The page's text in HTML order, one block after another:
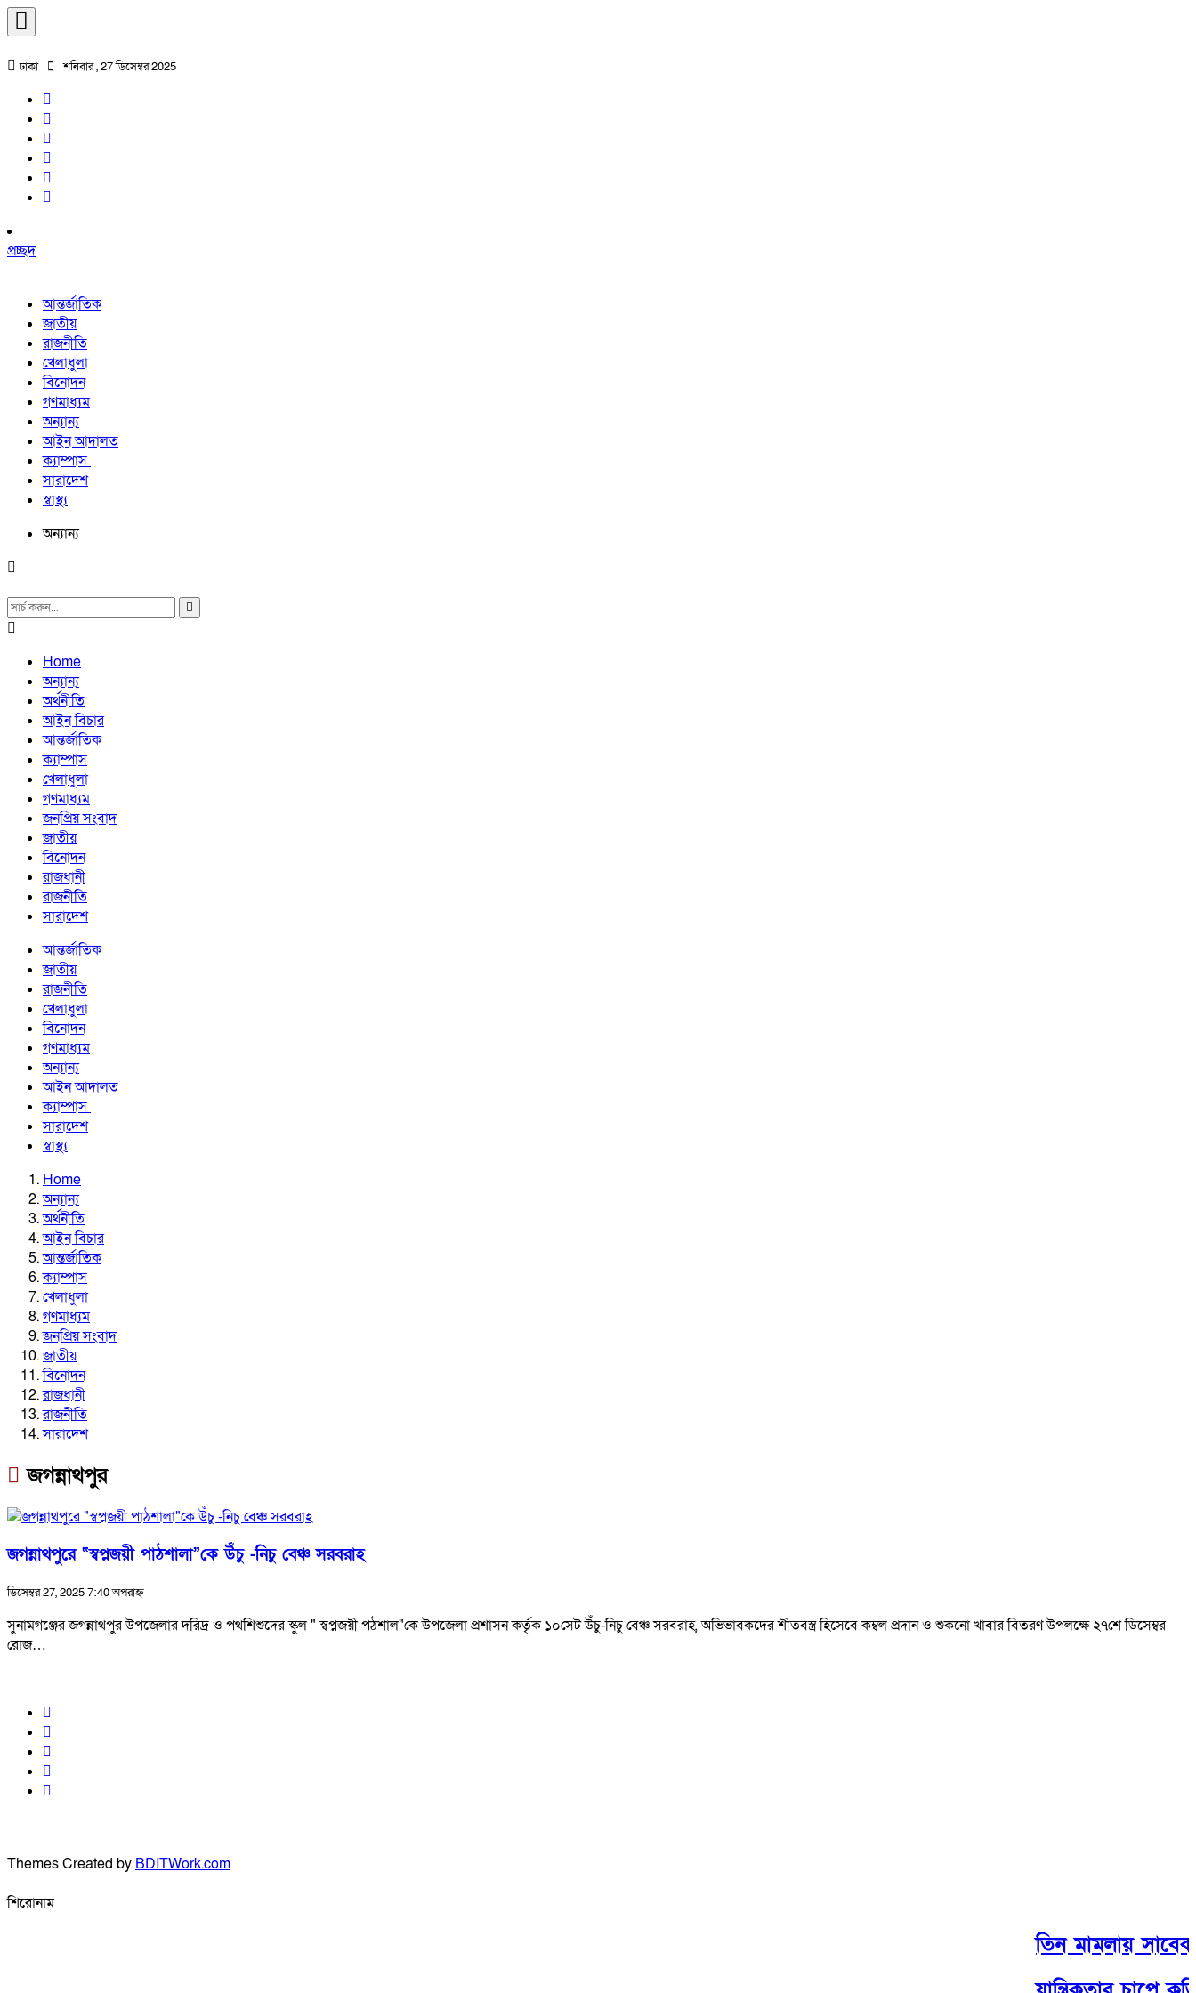
ঢাকা শনিবার , 27 ডিসেম্বর 2025
প্রচ্ছদ
আন্তর্জাতিক
জাতীয়
রাজনীতি
খেলাধুলা
বিনোদন
গণমাধ্যম
অন্যান্য
আইন আদালত
ক্যাম্পাস
সারাদেশ
স্বাস্থ্য
অন্যান্য
Home
অন্যান্য
অর্থনীতি
আইন বিচার
আন্তর্জাতিক
ক্যাম্পাস
খেলাধুলা
গণমাধ্যম
জনপ্রিয় সংবাদ
জাতীয়
বিনোদন
রাজধানী
রাজনীতি
সারাদেশ
আন্তর্জাতিক
জাতীয়
রাজনীতি
খেলাধুলা
বিনোদন
গণমাধ্যম
অন্যান্য
আইন আদালত
ক্যাম্পাস
সারাদেশ
স্বাস্থ্য
Home
অন্যান্য
অর্থনীতি
আইন বিচার
আন্তর্জাতিক
ক্যাম্পাস
খেলাধুলা
গণমাধ্যম
জনপ্রিয় সংবাদ
জাতীয়
বিনোদন
রাজধানী
রাজনীতি
সারাদেশ
জগন্নাথপুর
জগন্নাথপুরে “স্বপ্নজয়ী পাঠশালা”কে উঁচু -নিচু বেঞ্চ সরবরাহ
ডিসেম্বর 27, 2025 7:40 অপরাহ্ন
সুনামগঞ্জের জগন্নাথপুর উপজেলার দরিদ্র ও পথশিশুদের স্কুল " স্বপ্নজয়ী পঠশাল"কে উপজেলা প্রশাসন কর্তৃক ১০সেট উঁচু-নিচু বেঞ্চ সরবরাহ, অভিভাবকদের শীতবস্ত্র হিসেবে কম্বল প্রদান ও শুকনো খাবার বিতরণ উপলক্ষে ২৭শে ডিসেম্বর
রোজ…
Themes Created by BDITWork.com
শিরোনাম
তিন মামলায়